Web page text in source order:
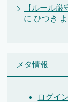
【ルール
にひつき
メタ情報
ログイ